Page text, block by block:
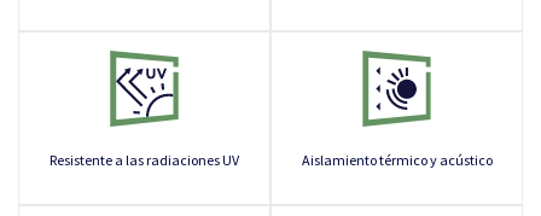
Resistente a las radiaciones UV Aislamiento térmico y acústico